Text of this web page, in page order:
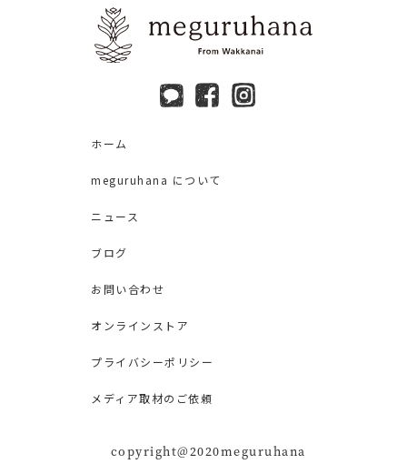
ホーム
meguruhana について
ニュース
ブログ
お問い合わせ
オンラインストア
プライバシーポリシー
メディア取材のご依頼
copyright@2020meguruhana